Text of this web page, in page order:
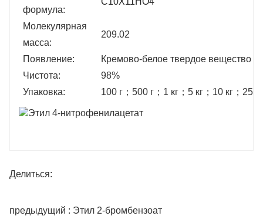
формула:
Молекулярная
масса:
209.02
Появление:
Кремово-белое твердое вещество
Чистота:
98%
Упаковка:
100 г ； 500 г ； 1 кг ； 5 кг ； 10 кг ； 25 кг
Делиться:
предыдущий : Этил 2-бромбензоат